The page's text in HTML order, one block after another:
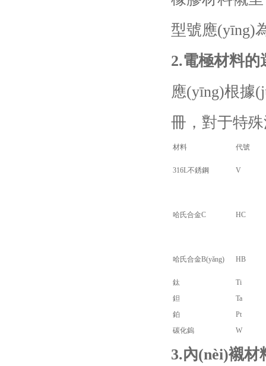
型號應(yīng)
2.電極材料的
應(yīng)根據
冊，對于特
材料 代號
316L不銹鋼 V
哈氏合金C HC
哈氏合金B(yǎng) HB
鈦
Ti
鉭
Ta
鉑
Pt
碳化鎢
W
3.內(nèi)襯材